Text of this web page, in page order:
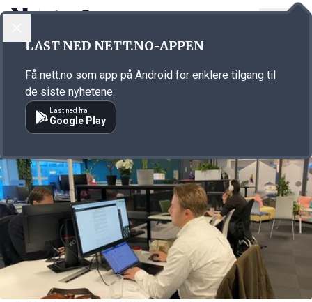
Annonsørinnhold
LAST NED NETT.NO-APPEN
Få nett.no som app på Android for enklere tilgang til
de siste nyhetene.
Last ned fra
Google Play